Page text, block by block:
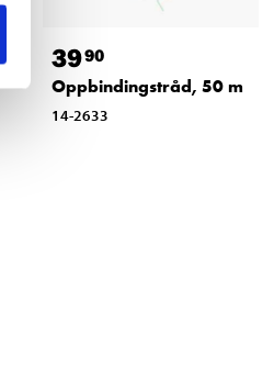
3990
Oppbindingstråd, 50 m
14-2633